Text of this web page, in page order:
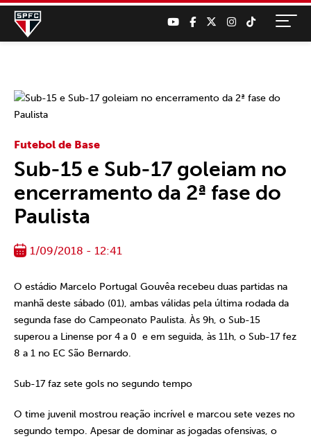
Futebol de Base
Sub-15 e Sub-17 goleiam no
encerramento da 2ª fase do
Paulista
1/09/2018 - 12:41
O estádio Marcelo Portugal Gouvêa recebeu duas partidas na
manhã deste sábado (01), ambas válidas pela última rodada da
segunda fase do Campeonato Paulista. Às 9h, o Sub-15
superou a Linense por 4 a 0 e em seguida, às 11h, o Sub-17 fez
8 a 1 no EC São Bernardo.
Sub-17 faz sete gols no segundo tempo
O time juvenil mostrou reação incrível e marcou sete vezes no
segundo tempo. Apesar de dominar as jogadas ofensivas, o